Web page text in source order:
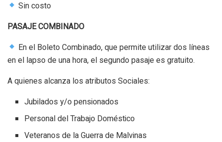
Sin costo
PASAJE COMBINADO
En el Boleto Combinado, que permite utilizar dos líneas
en el lapso de una hora, el segundo pasaje es gratuito.
A quienes alcanza los atributos Sociales:
Jubilados y/o pensionados
Personal del Trabajo Doméstico
Veteranos de la Guerra de Malvinas